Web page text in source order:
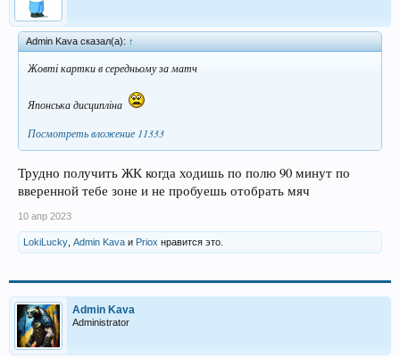
Admin Kava сказал(а): ↑
Жовті картки в середньому за матч
Японська дисципліна
Посмотреть вложение 11333
Трудно получить ЖК когда ходишь по полю 90 минут по
вверенной тебе зоне и не пробуешь отобрать мяч
10 апр 2023
LokiLucky Admin Kava и Priox нравится это.
Admin Kava
Administrator